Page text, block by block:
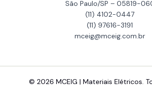
São Paulo/SP – 05819-
(11) 4102-0447
(11) 97616-3191
mceig@mceig.com.br
© 2026 MCEIG | Materiais Elétricos.